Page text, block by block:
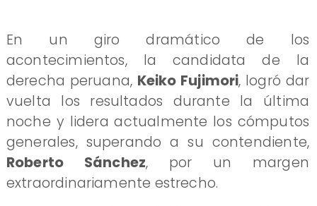
En un giro dramático de los
acontecimientos, la candidata de la
derecha peruana, Keiko Fujimori, logró dar
vuelta los resultados durante la última
noche y lidera actualmente los cómputos
generales, superando a su contendiente,
Roberto Sánchez, por un margen
extraordinariamente estrecho.